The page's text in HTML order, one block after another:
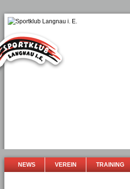
NEWS VEREIN TRAINING